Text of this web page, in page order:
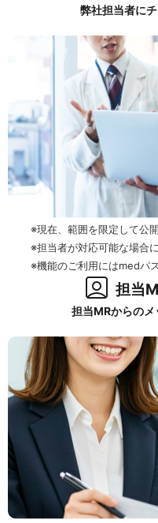
弊社担当者に
※現在、範囲を限定して公
※担当者が対応可能な場合に
※機能のご利用にはmedパ
担当
担当MRからの